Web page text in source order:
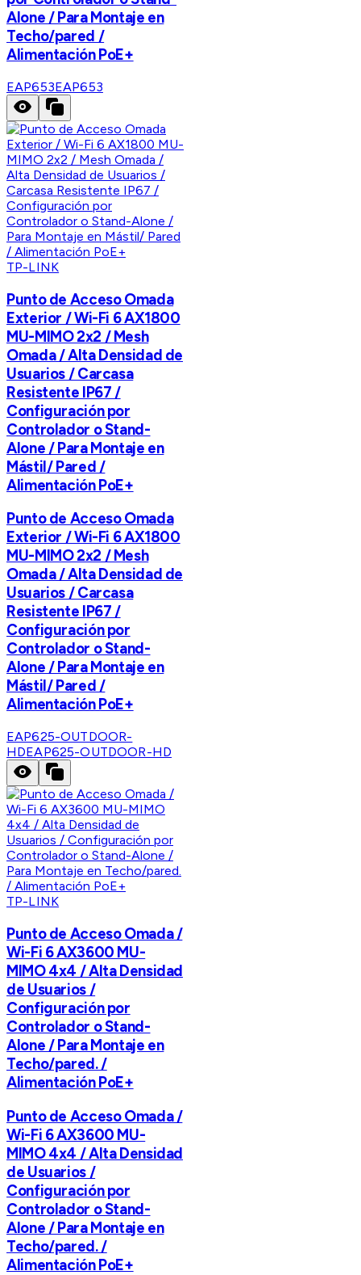
Alone / Para Montaje en
Techo/pared /
Alimentación PoE+
EAP653EAP653
TP-LINK
Punto de Acceso Omada
Exterior / Wi-Fi 6 AX1800
MU-MIMO 2x2 / Mesh
Omada / Alta Densidad de
Usuarios / Carcasa
Resistente IP67 /
Configuración por
Controlador o Stand-
Alone / Para Montaje en
Mástil/ Pared /
Alimentación PoE+
Punto de Acceso Omada
Exterior / Wi-Fi 6 AX1800
MU-MIMO 2x2 / Mesh
Omada / Alta Densidad de
Usuarios / Carcasa
Resistente IP67 /
Configuración por
Controlador o Stand-
Alone / Para Montaje en
Mástil/ Pared /
Alimentación PoE+
EAP625-OUTDOOR-
HDEAP625-OUTDOOR-HD
TP-LINK
Punto de Acceso Omada /
Wi-Fi 6 AX3600 MU-
MIMO 4x4 / Alta Densidad
de Usuarios /
Configuración por
Controlador o Stand-
Alone / Para Montaje en
Techo/pared. /
Alimentación PoE+
Punto de Acceso Omada /
Wi-Fi 6 AX3600 MU-
MIMO 4x4 / Alta Densidad
de Usuarios /
Configuración por
Controlador o Stand-
Alone / Para Montaje en
Techo/pared. /
Alimentación PoE+